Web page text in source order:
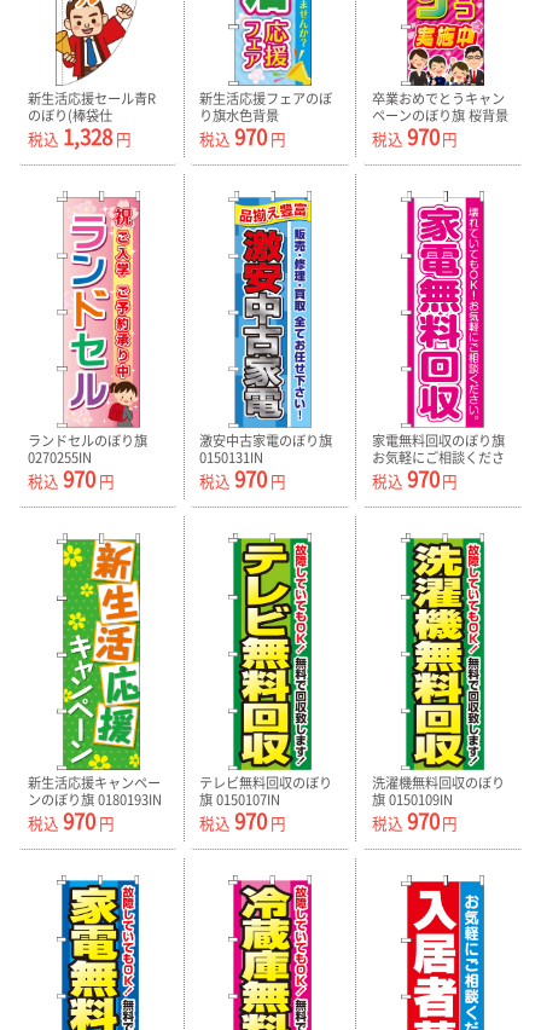
新生活応援セール青R
のぼり(棒袋仕
様)0270003RIN
税込 1,328 円
新生活応援フェアのぼ
り旗水色背景
0270004IN
税込 970円
卒業おめでとうキャン
ペーンのぼり旗 桜背景
0180653IN
税込 970円
ランドセルのぼり旗
0270255IN
税込 970 円
激安中古家電のぼり旗
0150131IN
税込 970円
家電無料回収のぼり旗
お気軽にご相談くださ
い 0150096IN
税込 970円
新生活応援キャンペー
ンのぼり旗 0180193IN
税込 970 円
テレビ無料回収のぼり
旗 0150107IN
税込 970円
洗濯機無料回収のぼり
旗 0150109IN
税込 970円